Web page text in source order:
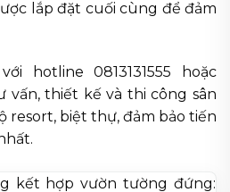
lắp đặt cuối cùng để đảm
hotline 0813131555 hoặc
vấn, thiết kế và thi công sân
resort, biệt thự, đảm bảo tiến